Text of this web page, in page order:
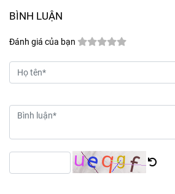
BÌNH LUẬN
Đánh giá của bạn